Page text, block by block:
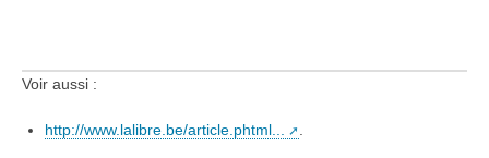
Voir aussi :
http://www.lalibre.be/article.phtml...